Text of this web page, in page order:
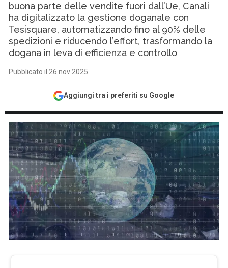
buona parte delle vendite fuori dall’Ue, Canali
ha digitalizzato la gestione doganale con
Tesisquare, automatizzando fino al 90% delle
spedizioni e riducendo l’effort, trasformando la
dogana in leva di efficienza e controllo
Pubblicato il 26 nov 2025
Aggiungi tra i preferiti su Google